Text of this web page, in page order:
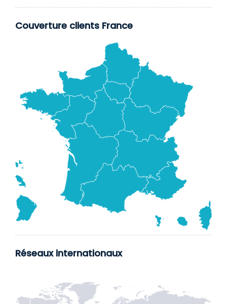
Couverture clients France
Réseaux internationaux